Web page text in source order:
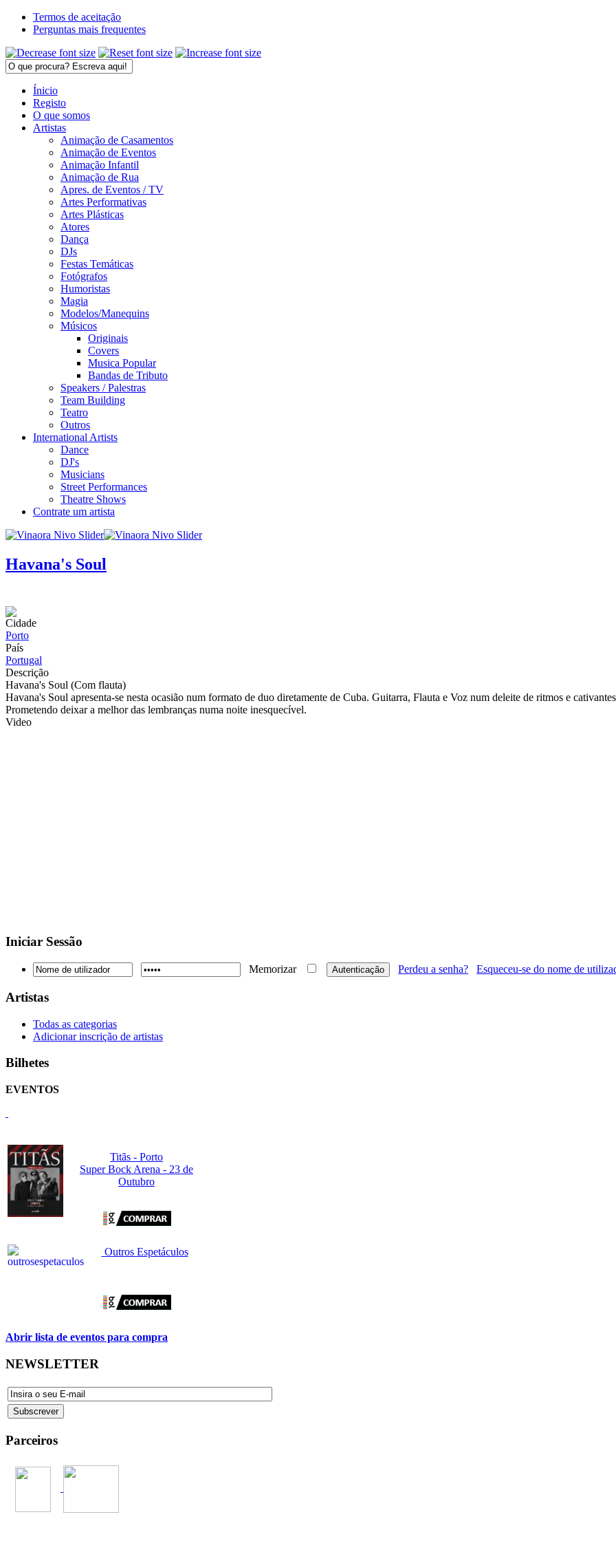
Termos de aceitação
Perguntas mais frequentes
Ínicio
Registo
O que somos
Artistas
Animação de Casamentos
Animação de Eventos
Animação Infantil
Animação de Rua
Apres. de Eventos / TV
Artes Performativas
Artes Plásticas
Atores
Dança
DJs
Festas Temáticas
Fotógrafos
Humoristas
Magia
Modelos/Manequins
Músicos
Originais
Covers
Musica Popular
Bandas de Tributo
Speakers / Palestras
Team Building
Teatro
Outros
International Artists
Dance
DJ's
Musicians
Street Performances
Theatre Shows
Contrate um artista
Havana's Soul
Cidade
Porto
País
Portugal
Descrição
Havana's Soul (Com flauta)
Havana's Soul apresenta-se nesta ocasião num formato de duo diretamente de Cuba. Guitarra, Flauta e Voz num deleite de ritmos e
Prometendo deixar a melhor das lembranças numa noite inesquecível.
Video
Iniciar Sessão
Memorizar Perdeu a senha? Esqueceu-se do nome de
Artistas
Todas as categorias
Adicionar inscrição de artistas
Bilhetes
EVENTOS
Titãs - Porto
Super Bock Arena - 23 de
Outubro
Outros Espetáculos
Abrir lista de eventos para compra
NEWSLETTER
Parceiros